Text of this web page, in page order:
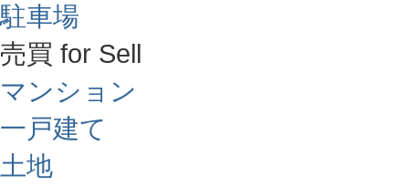
駐車場
売買 for Sell
マンション
一戸建て
土地